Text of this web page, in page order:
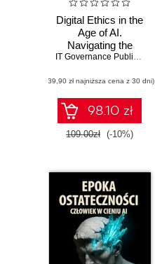
Digital Ethics in the
Age of AI.
Navigating the
ethical frontier IT Governance Publishing
(39,90 zł najniższa cena z 30 dni)
98.10 zł
109.00zł (-10%)